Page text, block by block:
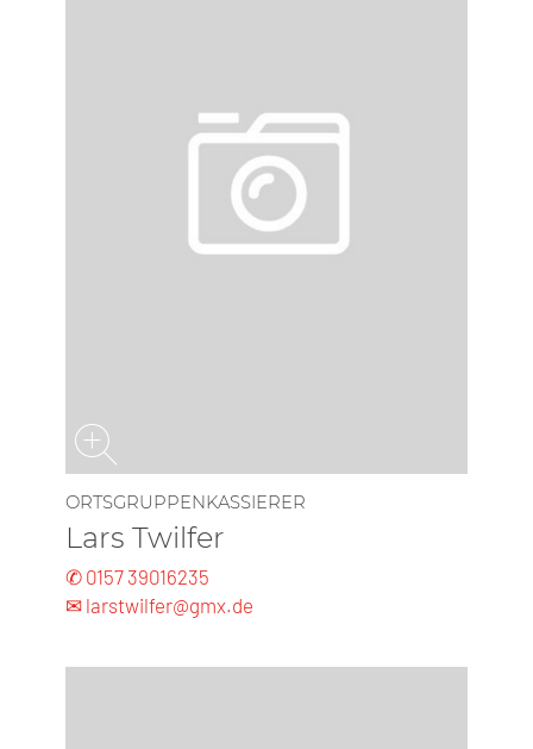
ORTSGRUPPENKASSIERER
Lars Twilfer
✆ 0157 39016235
✉ larstwilfer@gmx.de